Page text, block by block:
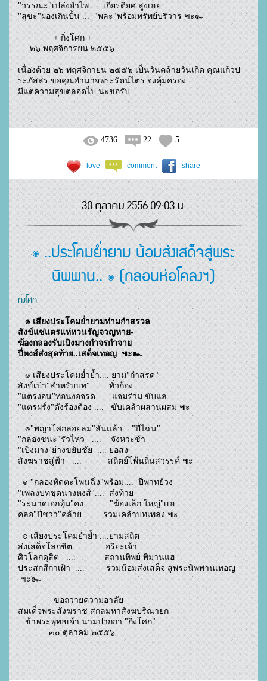
"วรรณะ"เปล่งอำไพ ...  เกียรติยศ สูงเฮย
"สุขะ"ผ่องเกินปั้น ...  "พละ"พร้อมทรัพย์บริวาร ๚ะ๛
+ กิ่งโศก +
๒๖ พฤศจิการยน ๒๕๕๖
เนื่องด้วย ๒๖ พฤศจิกายน ๒๕๕๖ เป็นวันคล้ายวันเกิด คุณแก้วป
ระภัสสร ขอคุณอำนาจพระรัตน์ไตร จงคุ้มครอง
มีแต่ความสุขตลอดไป นะขอรับ
4736 22 5
love comment share
30 ตุลาคม 2556 09:03 น.
๏ ..ประโคมย่ำยาม น้อมส่งเสด็จสู่พระ
นิพพาน.. ๏ (กลอนห่อโคลงฯ)
กิ่งโศก
๏ เสียงประโคมย่ำยามท่ามกำสรวล
สังข์แซ่แตรแห่หวนรัญจวญหาย-
ฆ้องกลองรับเปิงมางกำจรกำจาย
ปี่หงส์ส่งสุดท้าย..เสด็จเทอญ  ๚ะ๛
๏ เสียงประโคมย่ำย้ำ.... ยาม"กำสรด"
สังข์เป่า"สำหรับบท"....    ทั่วก้อง
"แตรงอน"ท่อนงอจรด  .... แจมร่วม ขับแล
"แตรฝรั่ง"ดังร้องต้อง ....   ขับเคล้าผสานผสม ๚ะ
๏"พญาโศกลอยลม"ลั่นแล้ว...."ปี่ไฉน"
"กลองชนะ"รัวไหว   ....    จังหวะช้า
"เปิงมาง"ย่างขยับชัย  .... ยอส่ง
สังฆราชสู่ฟ้า   ....           สถิตย์โพ้นถิ่นสวรรค์ ๚ะ
๏ "กลองทัดตะโพนฉิ่ง"พร้อม....  ปี่พาทย์วง
"เพลงบทชุดนางหงส์"....  ส่งท้าย
"ระนาดเอกทุ้ม"คง ....      "ฆ้องเล็ก ใหญ่"เเฮ
คลอ"ปี่ชวา"คล้าย  ....   ร่วมเคล้าบทเพลง ๚ะ
๏ เสียงประโคมย่ำย้ำ ....ยามสถิต
ส่งเสด็จโลกชิต ....         อริยะเจ้า
ศิวโลกดุสิต   ....            สถานทิพย์ พิมานแฮ
ประสกสีกาเฝ้า  ....         ร่วมน้อมส่งเสด็จ สู่พระนิพพานเทอญ
๚ะ๛
...............................
ขอถวายความอาลัย
สมเด็จพระสังฆราช สกลมหาสังฆปริณายก
ข้าพระพุทธเจ้า นามปากกา "กิ่งโศก"
๓๐ ตุลาคม ๒๕๕๖